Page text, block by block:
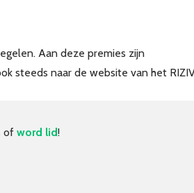
Aan deze premies zijn
steeds naar de website van het
of word lid!